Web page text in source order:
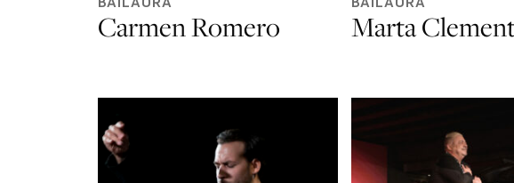
Carmen Romero Marta